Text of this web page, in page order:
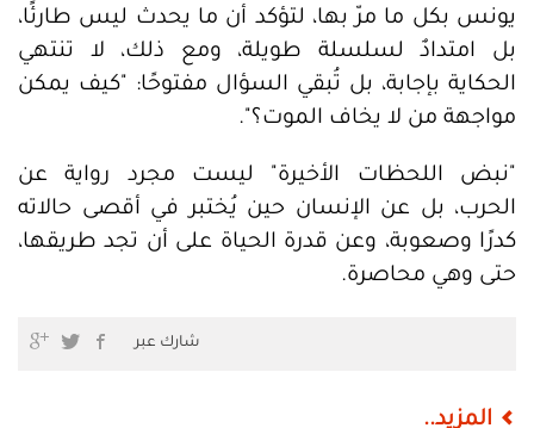
يونس بكل ما مرّ بها، لتؤكد أن ما يحدث ليس طارئًا،
بل امتدادٌ لسلسلة طويلة، ومع ذلك، لا تنتهي
الحكاية بإجابة، بل تُبقي السؤال مفتوحًا: "كيف يمكن
مواجهة من لا يخاف الموت؟".
"نبض اللحظات الأخيرة" ليست مجرد رواية عن
الحرب، بل عن الإنسان حين يُختبر في أقصى حالاته
كدرًا وصعوبة، وعن قدرة الحياة على أن تجد طريقها،
حتى وهي محاصرة.
شارك عبر
المزيد..